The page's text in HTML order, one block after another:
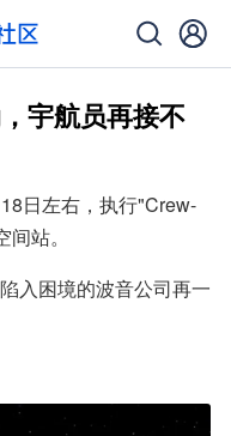
宇航员再接不
日左右，执行"Crew-
站。
入困境的波音公司再一